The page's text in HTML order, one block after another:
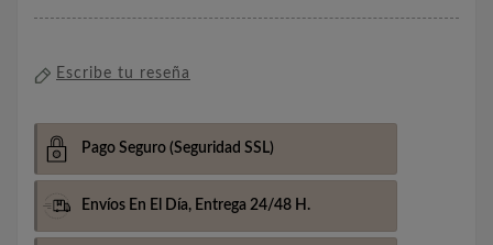
Escribe tu reseña
Pago Seguro (Seguridad SSL)
Envíos En El Día, Entrega 24/48 H.